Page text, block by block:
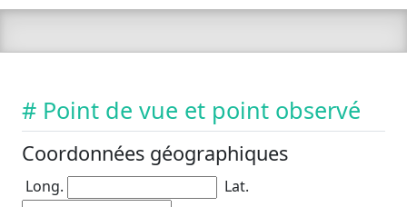
# Point de vue et point observé
Coordonnées géographiques
Long. Lat.